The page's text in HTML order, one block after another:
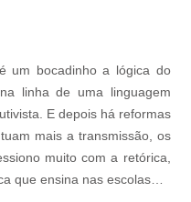
um bocadinho a lógica do
linha de uma linguagem
E depois há reformas
mais a transmissão, os
muito com a retórica,
que ensina nas escolas…